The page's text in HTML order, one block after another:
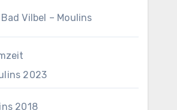
Vilbel – Moulins
2023
2018